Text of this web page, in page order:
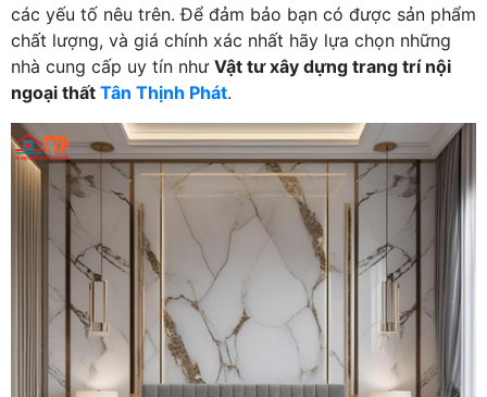
các yếu tố nêu trên. Để đảm bảo bạn có được sản phẩm
chất lượng, và giá chính xác nhất hãy lựa chọn những
nhà cung cấp uy tín như Vật tư xây dựng trang trí nội
ngoại thất Tân Thịnh Phát.